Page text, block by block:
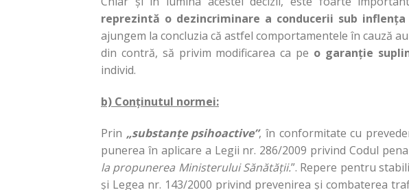
reprezintă o dezincriminare a conducerii sub
ajungem la concluzia că astfel comportamentele în cauză
din contră, să privim modificarea ca pe o garanție
individ.
b) Conținutul normei:
Prin „substanțe psihoactive”, în conformitate cu
punerea în aplicare a Legii nr. 286/2009 privind Codul
la propunerea Ministerului Sănătății.”. Repere pentru
și Legea nr. 143/2000 privind prevenirea și combaterea